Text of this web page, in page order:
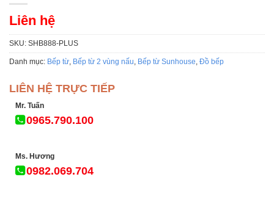
Liên hệ
SKU: SHB888-PLUS
Danh mục: Bếp từ, Bếp từ 2 vùng nấu, Bếp từ Sunhouse, Đồ bếp
LIÊN HỆ TRỰC TIẾP
Mr. Tuấn
0965.790.100
Ms. Hương
0982.069.704